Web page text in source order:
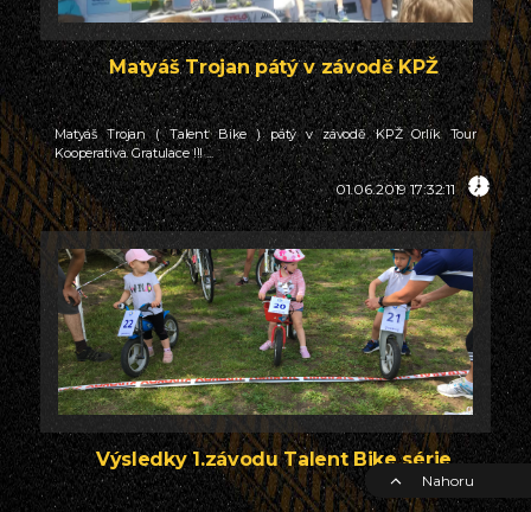
Matyáš Trojan pátý v závodě KPŽ
Matyáš Trojan ( Talent Bike ) pátý v závodě KPŽ Orlík Tour
Kooperativa. Gratulace !!! ...
01.06.2019 17:32:11
Výsledky 1.závodu Talent Bike série
Nahoru